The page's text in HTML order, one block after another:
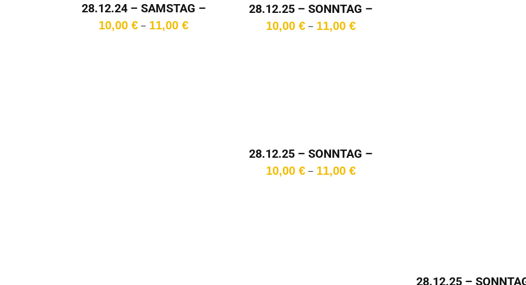
28.12.24 – SAMSTAG –
20:30 Uhr
10,00 € – 11,00 €Preisspanne:
28.12.25 – SONNTAG –
11:00 Uhr
10,00 € – 11,00 €Preisspanne:
28.12.25 – SONNTAG –
18:00 Uhr
10,00 € – 11,00 €Preisspanne:
28.12.25 –